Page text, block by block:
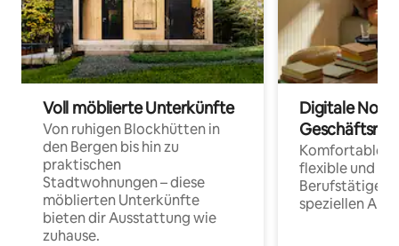
Voll möblierte Unterkünfte
Von ruhigen Blockhütten in
den Bergen bis hin zu
praktischen
Stadtwohnungen – diese
möblierten Unterkünfte
bieten dir Ausstattung wie
zuhause.
Digitale
Komfortable
flexible und
Berufstätige
speziellen